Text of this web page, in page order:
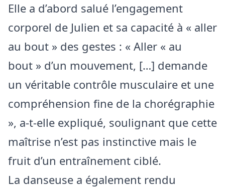
Elle a d’abord salué l’engagement
corporel de Julien et sa capacité à « aller
au bout » des gestes : « Aller « au
bout » d’un mouvement, […] demande
un véritable contrôle musculaire et une
compréhension fine de la chorégraphie
», a-t-elle expliqué, soulignant que cette
maîtrise n’est pas instinctive mais le
fruit d’un entraînement ciblé.
La danseuse a également rendu